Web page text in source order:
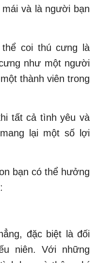
và là người bạn
coi thú cưng là
như một người
thành viên trong
tất cả tình yêu và
lại một số lợi
bạn có thể hưởng
đặc biệt là đối
niên. Với những